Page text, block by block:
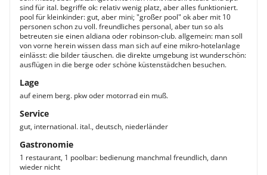
sind für ital. begriffe ok: relativ wenig platz, aber alles funktioniert.
pool für kleinkinder: gut, aber mini; "großer pool" ok aber mit 10
personen schon zu voll. freundliches personal, aber tun so als
betreuten sie einen aldiana oder robinson-club. allgemein: man soll
von vorne herein wissen dass man sich auf eine mikro-hotelanlage
einlässt: die bilder täuschen. die direkte umgebung ist wunderschön:
ausflügen in die berge oder schöne küstenstädchen besuchen.
Lage
auf einem berg. pkw oder motorrad ein muß.
Service
gut, international. ital., deutsch, niederländer
Gastronomie
1 restaurant, 1 poolbar: bedienung manchmal freundlich, dann
wieder nicht